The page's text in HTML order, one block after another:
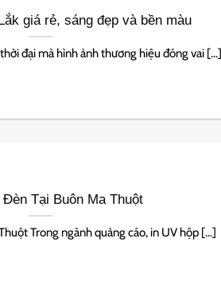
giá rẻ, sáng đẹp và bền màu
đại mà hình ảnh thương hiệu đóng vai [...]
Tại Buôn Ma Thuột
Trong ngành quảng cáo, in UV hộp [...]